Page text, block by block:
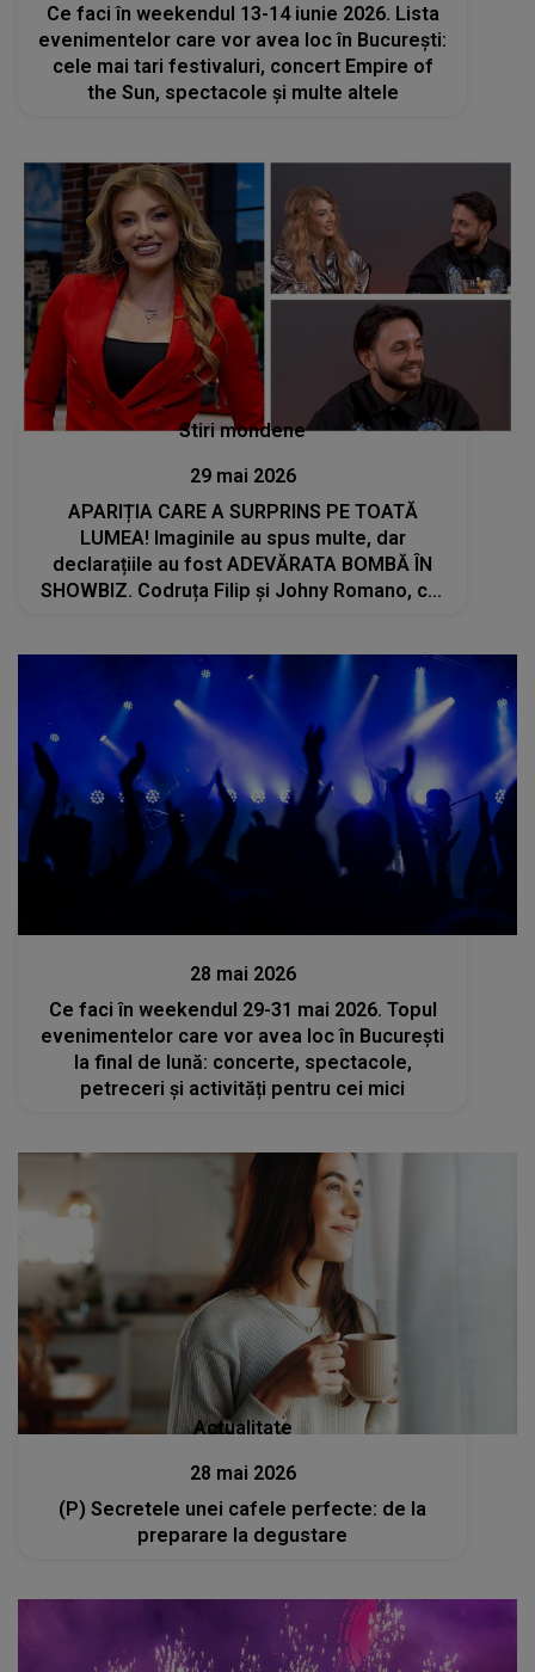
Ce faci în weekendul 13-14 iunie 2026. Lista
evenimentelor care vor avea loc în București:
cele mai tari festivaluri, concert Empire of
the Sun, spectacole și multe altele
Stiri mondene
29 mai 2026
APARIȚIA CARE A SURPRINS PE TOATĂ
LUMEA! Imaginile au spus multe, dar
declarațiile au fost ADEVĂRATA BOMBĂ ÎN
SHOWBIZ. Codruța Filip și Johny Romano, cel
28 mai 2026
Ce faci în weekendul 29-31 mai 2026. Topul
evenimentelor care vor avea loc în București
la final de lună: concerte, spectacole,
petreceri și activități pentru cei mici
Actualitate
28 mai 2026
(P) Secretele unei cafele perfecte: de la
preparare la degustare